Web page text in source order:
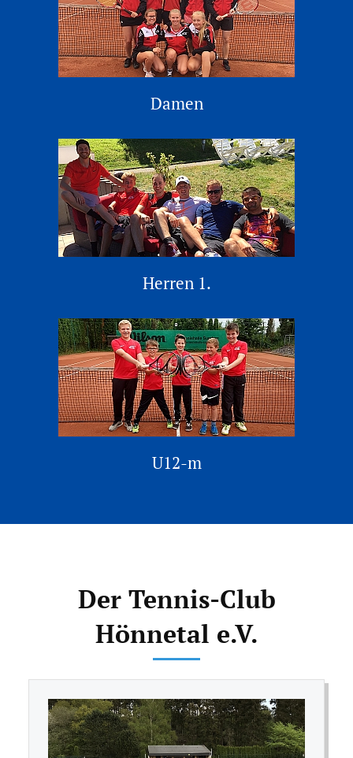
Damen
Herren 1.
U12-m
Der Tennis-Club
Hönnetal e.V.